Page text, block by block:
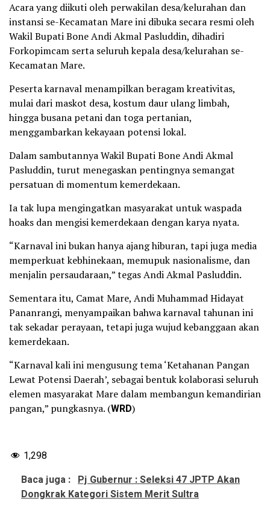
Acara yang diikuti oleh perwakilan desa/kelurahan dan
instansi se-Kecamatan Mare ini dibuka secara resmi oleh
Wakil Bupati Bone Andi Akmal Pasluddin, dihadiri
Forkopimcam serta seluruh kepala desa/kelurahan se-
Kecamatan Mare.
Peserta karnaval menampilkan beragam kreativitas,
mulai dari maskot desa, kostum daur ulang limbah,
hingga busana petani dan toga pertanian,
menggambarkan kekayaan potensi lokal.
Dalam sambutannya Wakil Bupati Bone Andi Akmal
Pasluddin, turut menegaskan pentingnya semangat
persatuan di momentum kemerdekaan.
Ia tak lupa mengingatkan masyarakat untuk waspada
hoaks dan mengisi kemerdekaan dengan karya nyata.
“Karnaval ini bukan hanya ajang hiburan, tapi juga media
memperkuat kebhinekaan, memupuk nasionalisme, dan
menjalin persaudaraan,” tegas Andi Akmal Pasluddin.
Sementara itu, Camat Mare, Andi Muhammad Hidayat
Pananrangi, menyampaikan bahwa karnaval tahunan ini
tak sekadar perayaan, tetapi juga wujud kebanggaan akan
kemerdekaan.
“Karnaval kali ini mengusung tema ‘Ketahanan Pangan
Lewat Potensi Daerah’, sebagai bentuk kolaborasi seluruh
elemen masyarakat Mare dalam membangun kemandirian
pangan,” pungkasnya. (WRD)
1,298
Baca juga : Pj Gubernur : Seleksi 47 JPTP Akan
Dongkrak Kategori Sistem Merit Sultra